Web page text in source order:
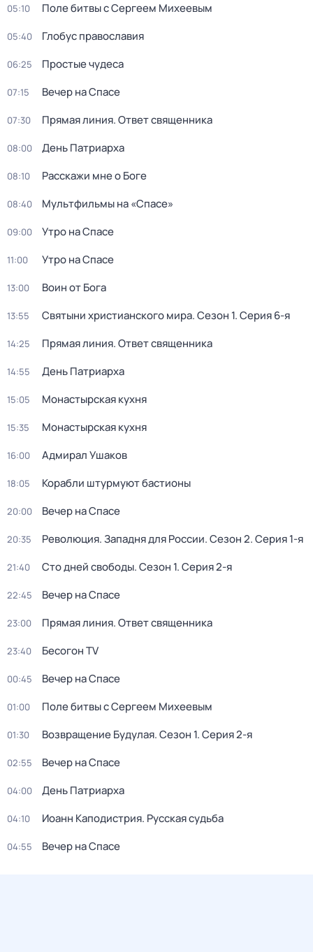
05:10 Поле битвы с Сергеем Михеевым
05:40 Глобус православия
06:25 Простые чудеса
07:15 Вeчер на Спасe
07:30 Прямая линия. Ответ священника
08:00 День Патриарха
08:10 Расскажи мне о Боге
08:40 Мультфильмы на «Спасе»
09:00 Утро на Спасе
11:00 Утро на Спасе
13:00 Воин от Бога
13:55 Святыни христианского мира. Сезон 1. Серия 6-я
14:25 Прямая линия. Ответ священника
14:55 День Патриарха
15:05 Монастырская кухня
15:35 Монастырская кухня
16:00 Адмирал Ушаков
18:05 Корабли штурмуют бастионы
20:00 Вeчер на Спасe
20:35 Революция. Западня для России. Сезон 2. Серия 1-я
21:40 Сто дней свободы. Сезон 1. Серия 2-я
22:45 Вeчер на Спасe
23:00 Прямая линия. Ответ священника
23:40 Бесогон TV
00:45 Вeчер на Спасe
01:00 Поле битвы с Сергеем Михеевым
01:30 Возвращение Будулая. Сезон 1. Серия 2-я
02:55 Вeчер на Спасe
04:00 День Патриарха
04:10 Иоанн Каподистрия. Русская судьба
04:55 Вeчер на Спасe